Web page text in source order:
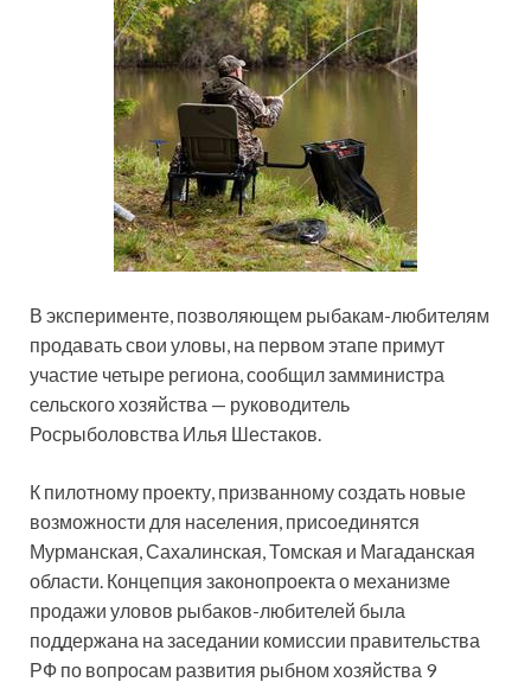
В эксперименте, позволяющем рыбакам-любителям
продавать свои уловы, на первом этапе примут
участие четыре региона, сообщил замминистра
сельского хозяйства — руководитель
Росрыболовства Илья Шестаков.
К пилотному проекту, призванному создать новые
возможности для населения, присоединятся
Мурманская, Сахалинская, Томская и Магаданская
области. Концепция законопроекта о механизме
продажи уловов рыбаков-любителей была
поддержана на заседании комиссии правительства
РФ по вопросам развития рыбном хозяйства 9